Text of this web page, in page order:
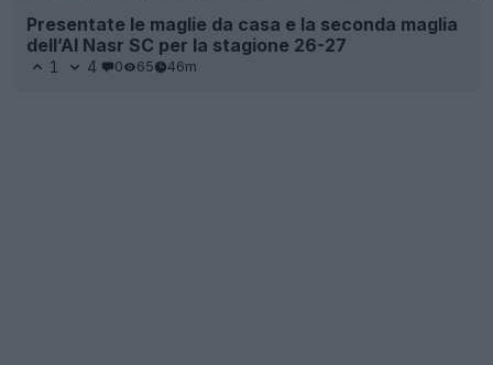
Presentate le maglie da casa e la seconda maglia
dell’Al Nasr SC per la stagione 26-27
1 4 0 65 46m